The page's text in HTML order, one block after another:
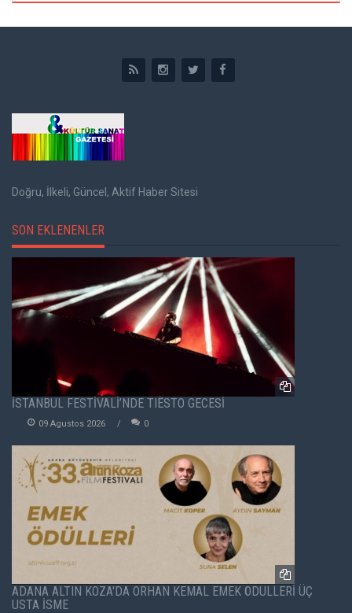
Doğru, İlkeli, Güncel, Aktif Haber Sitesi
SON EKLENENLER
İSTANBUL FESTİVALİ’NDE TIËSTO GECESİ
09 Agustos 2026 0
ADANA ALTIN KOZA'DA ORHAN KEMAL EMEK ÖDÜLLERİ ÜÇ
USTA İSME